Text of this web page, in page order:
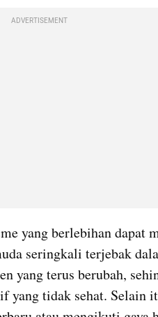
ADVERTISEMENT
yang berlebihan dapat
seringkali terjebak
yang terus berubah,
yang tidak sehat. Selain